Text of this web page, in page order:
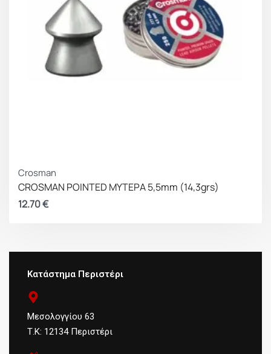
Crosman
CROSMAN POINTED ΜΥΤΕΡΑ 5,5mm (14,3grs)
12.70€
Κατάστημα Περιστέρι
Μεσολογγίου 63
Τ.Κ: 12134 Περιστέρι